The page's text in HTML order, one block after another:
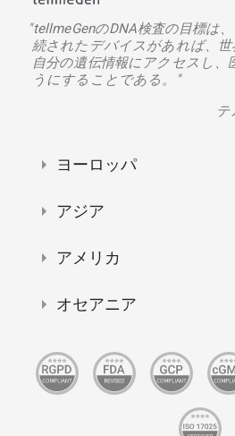
"tellmeGenのDNA検査の目標は
続されたデバイスがあれば、
自分の遺伝情報にアクセスし、
うにすることである。"
テ
ヨーロッパ
アジア
アメリカ
オセアニア